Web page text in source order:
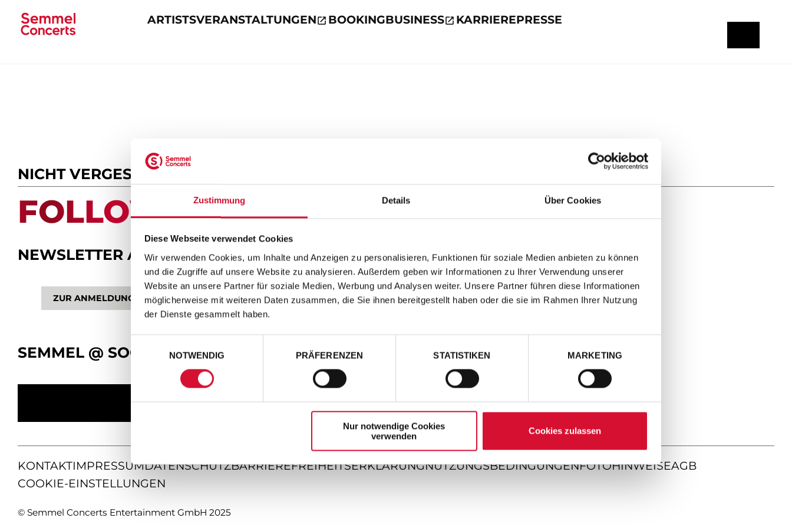
Zustimmung Details Über Cookies
Diese Webseite verwendet Cookies
Wir verwenden Cookies, um Inhalte und Anzeigen zu personalisieren, Funktionen für soziale Medien anbieten zu können
und die Zugriffe auf unsere Website zu analysieren. Außerdem geben wir Informationen zu Ihrer Verwendung unserer
Website an unsere Partner für soziale Medien, Werbung und Analysen weiter. Unsere Partner führen diese Informationen
möglicherweise mit weiteren Daten zusammen, die Sie ihnen bereitgestellt haben oder die sie im Rahmen Ihrer Nutzung
der Dienste gesammelt haben.
NOTWENDIG
PRÄFERENZEN STATISTIKEN MARKETING
Nur notwendige Cookies
verwenden
Cookies zulassen
ARTISTSVERANSTALTUNGEN BOOKINGBUSINESS KARRIEREPRESSE
NICHT VERGESSEN
FOLLOW US.
NEWSLETTER ABONNIEREN
ZUR ANMELDUNG
SEMMEL @ SOCIAL MEDIA
KONTAKTIMPRESSUMDATENSCHUTZBARRIEREFREIHEITSERKLÄRUNGNUTZUNGSBEDINGUNGENFOTOHINWEISEAGB
COOKIE-EINSTELLUNGEN
© Semmel Concerts Entertainment GmbH 2025